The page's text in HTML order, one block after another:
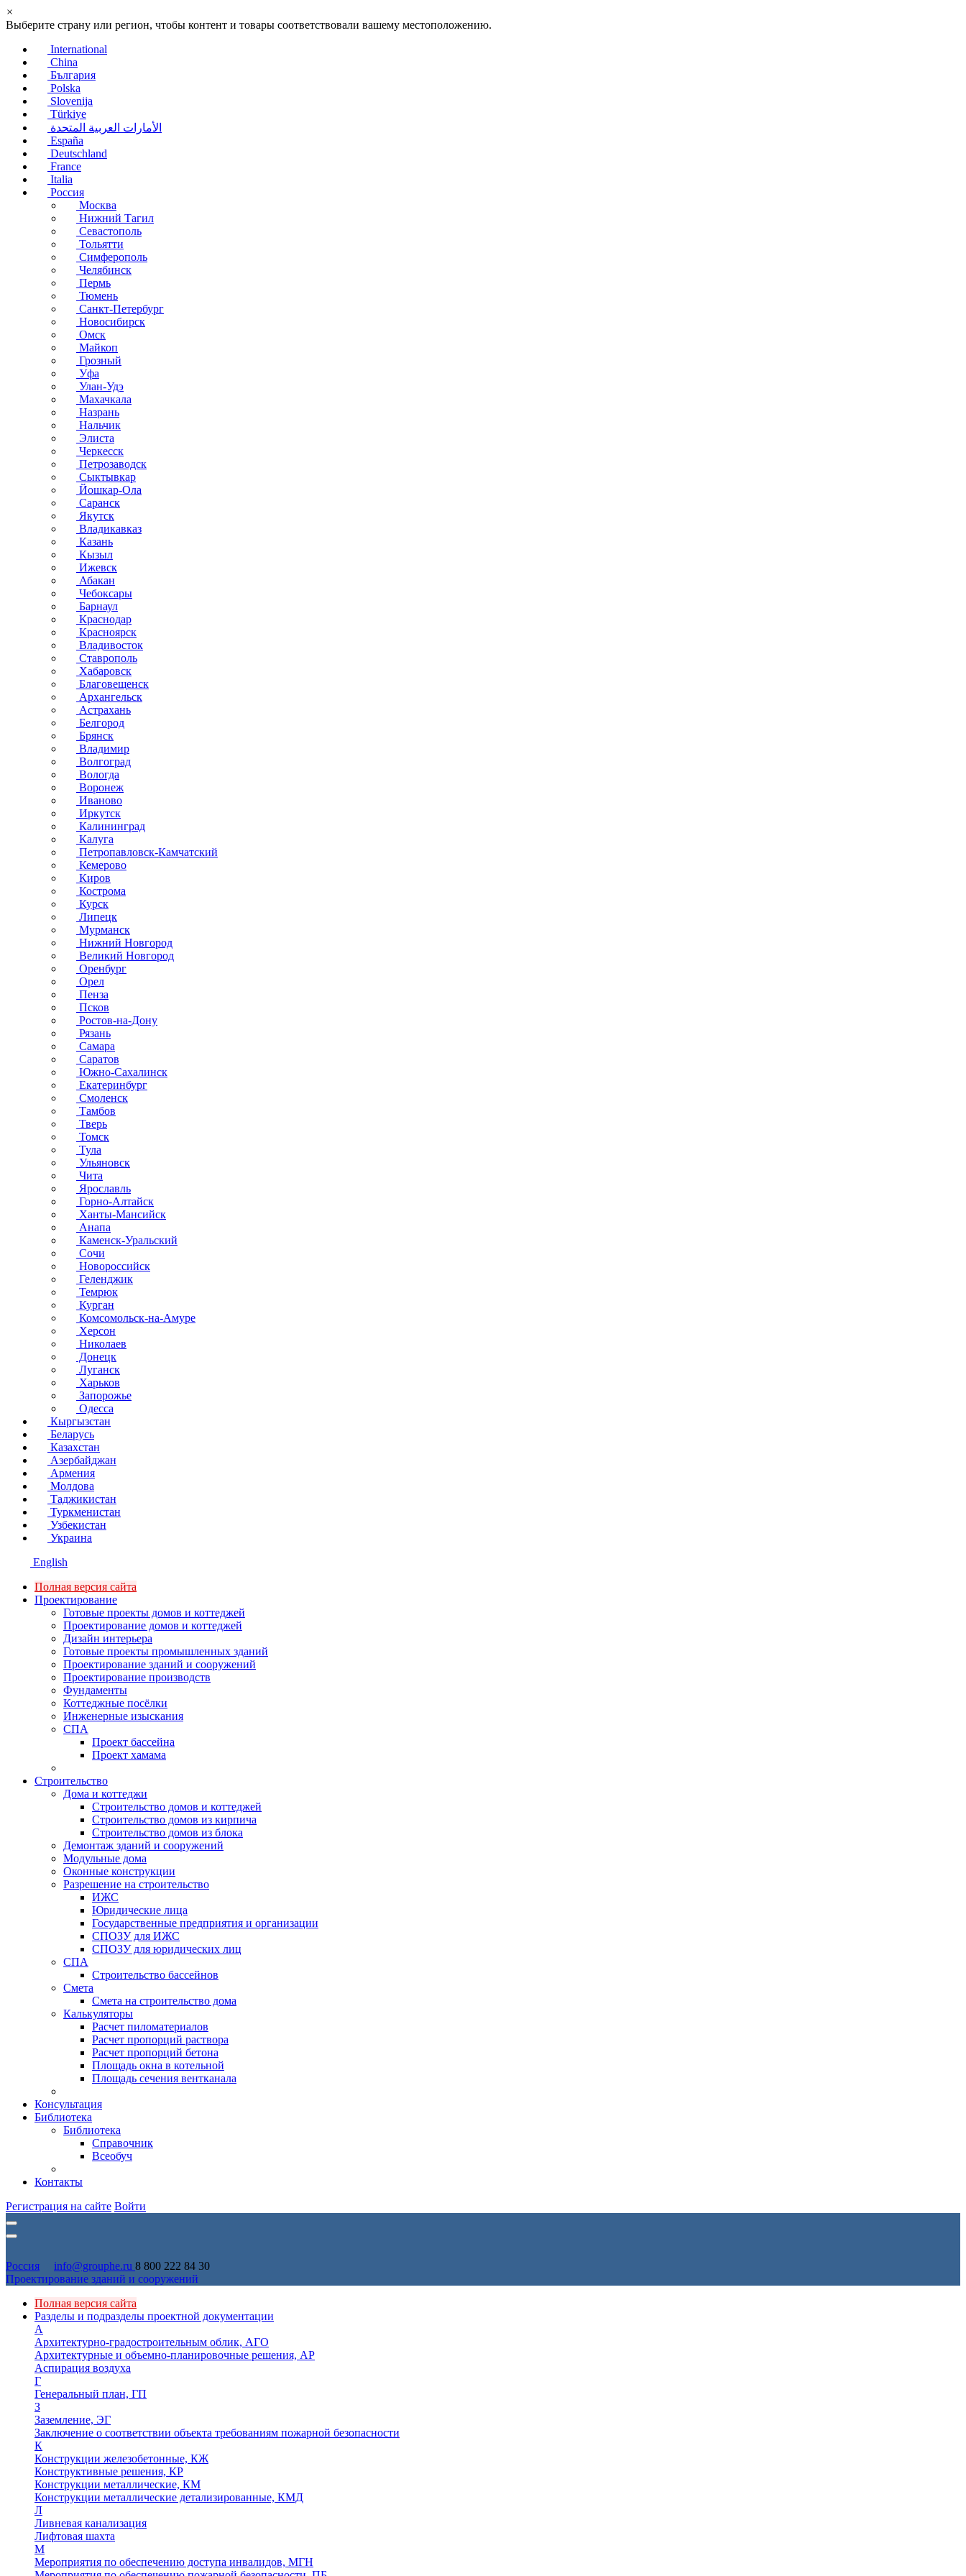
×
Выберите страну или регион, чтобы контент и товары соответствовали вашему местоположению.
International
China
България
Polska
Slovenija
Türkiye
الأمارات العربية المتحدة
España
Deutschland
France
Italia
Россия
Москва
Нижний Тагил
Севастополь
Тольятти
Симферополь
Челябинск
Пермь
Тюмень
Санкт-Петербург
Новосибирск
Омск
Майкоп
Грозный
Уфа
Улан-Удэ
Махачкала
Назрань
Нальчик
Элиста
Черкесск
Петрозаводск
Сыктывкар
Йошкар-Ола
Саранск
Якутск
Владикавказ
Казань
Кызыл
Ижевск
Абакан
Чебоксары
Барнаул
Краснодар
Красноярск
Владивосток
Ставрополь
Хабаровск
Благовещенск
Архангельск
Астрахань
Белгород
Брянск
Владимир
Волгоград
Вологда
Воронеж
Иваново
Иркутск
Калининград
Калуга
Петропавловск-Камчатский
Кемерово
Киров
Кострома
Курск
Липецк
Мурманск
Нижний Новгород
Великий Новгород
Оренбург
Орел
Пенза
Псков
Ростов-на-Дону
Рязань
Самара
Саратов
Южно-Сахалинск
Екатеринбург
Смоленск
Тамбов
Тверь
Томск
Тула
Ульяновск
Чита
Ярославль
Горно-Алтайск
Ханты-Мансийск
Анапа
Каменск-Уральский
Сочи
Новороссийск
Геленджик
Темрюк
Курган
Комсомольск-на-Амуре
Херсон
Николаев
Донецк
Луганск
Харьков
Запорожье
Одесса
Кыргызстан
Беларусь
Казахстан
Азербайджан
Армения
Молдова
Таджикистан
Туркменистан
Узбекистан
Украина
English
Полная версия сайта
Проектирование
Готовые проекты домов и коттеджей
Проектирование домов и коттеджей
Дизайн интерьера
Готовые проекты промышленных зданий
Проектирование зданий и сооружений
Проектирование производств
Фундаменты
Коттеджные посёлки
Инженерные изыскания
СПА
Проект бассейна
Проект хамама
Строительство
Дома и коттеджи
Строительство домов и коттеджей
Строительство домов из кирпича
Строительство домов из блока
Демонтаж зданий и сооружений
Модульные дома
Оконные конструкции
Разрешение на строительство
ИЖС
Юридические лица
Государственные предприятия и организации
СПОЗУ для ИЖС
СПОЗУ для юридических лиц
СПА
Строительство бассейнов
Смета
Смета на строительство дома
Калькуляторы
Расчет пиломатериалов
Расчет пропорций раствора
Расчет пропорций бетона
Площадь окна в котельной
Площадь сечения вентканала
Консультация
Библиотека
Библиотека
Справочник
Всеобуч
Контакты
Регистрация на сайте Войти
Россия info@grouphe.ru 8 800 222 84 30
Проектирование зданий и сооружений
Полная версия сайта
Разделы и подразделы проектной документации
А
Архитектурно-градостроительным облик, АГО
Архитектурные и объемно-планировочные решения, АР
Аспирация воздуха
Г
Генеральный план, ГП
З
Заземление, ЭГ
Заключение о соответствии объекта требованиям пожарной безопасности
К
Конструкции железобетонные, КЖ
Конструктивные решения, КР
Конструкции металлические, КМ
Конструкции металлические детализированные, КМД
Л
Ливневая канализация
Лифтовая шахта
М
Мероприятия по обеспечению доступа инвалидов, МГН